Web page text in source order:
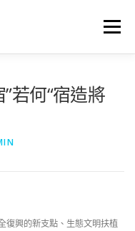
選單
若何“宿造將
復興的新支點、生態文明扶植